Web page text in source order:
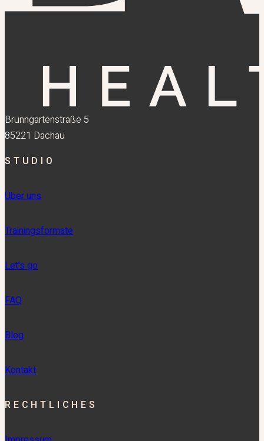
Brunngartenstraße 5
85221 Dachau
STUDIO
Über uns
Trainingsformate
Let's go
FAQ
Blog
Kontakt
RECHTLICHES